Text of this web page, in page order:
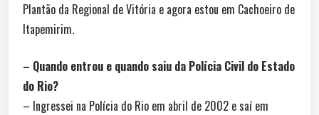
Plantão da Regional de Vitória e agora estou em Cachoeiro de
Itapemirim.
– Quando entrou e quando saiu da Polícia Civil do Estado
do Rio?
– Ingressei na Polícia do Rio em abril de 2002 e saí em